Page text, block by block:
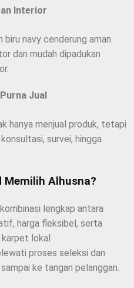
Interior
biru navy cenderung aman
dan mudah dipadukan
Jual
hanya menjual produk, tetapi
survei, hingga
Memilih Alhusna?
lengkap antara
harga fleksibel, serta
karpet lokal
proses seleksi dan
ke tangan pelanggan.